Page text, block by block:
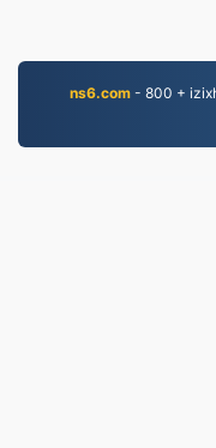
ns6.com- 800 +